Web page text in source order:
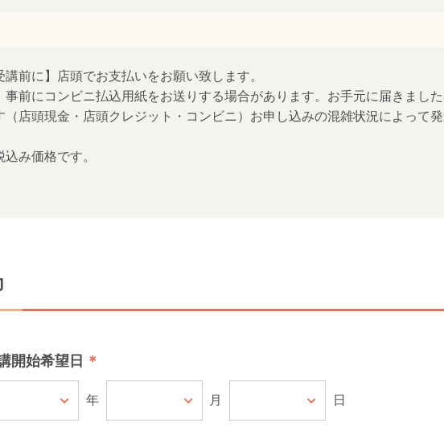
前に】店頭でお支払いをお願い致します。
事前にコンビニ払込用紙をお送りする場合があります。お手元に届きまし
（店頭現金・店頭クレジット・コンビニ）お申し込みの混雑状況によって
み価格です。
開始希望日
年 月 日